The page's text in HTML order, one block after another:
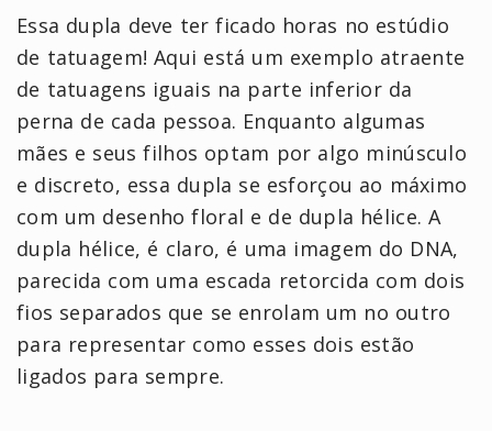
Essa dupla deve ter ficado horas no estúdio
de tatuagem! Aqui está um exemplo atraente
de tatuagens iguais na parte inferior da
perna de cada pessoa. Enquanto algumas
mães e seus filhos optam por algo minúsculo
e discreto, essa dupla se esforçou ao máximo
com um desenho floral e de dupla hélice. A
dupla hélice, é claro, é uma imagem do DNA,
parecida com uma escada retorcida com dois
fios separados que se enrolam um no outro
para representar como esses dois estão
ligados para sempre.